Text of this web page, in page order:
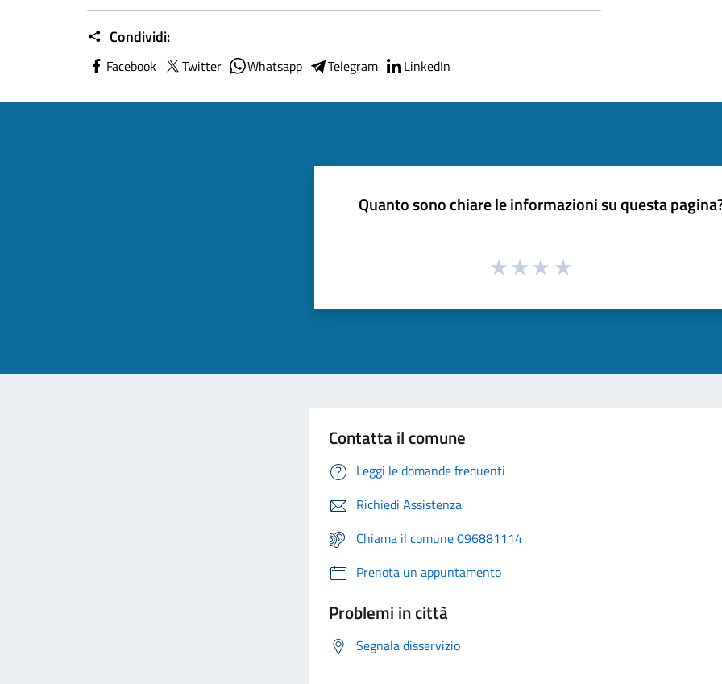
Condividi:
Facebook Twitter Whatsapp Telegram LinkedIn
Quanto sono chiare le informazioni su questa
Contatta il comune
Leggi le domande frequenti
Richiedi Assistenza
Chiama il comune 096881114
Prenota un appuntamento
Problemi in città
Segnala disservizio